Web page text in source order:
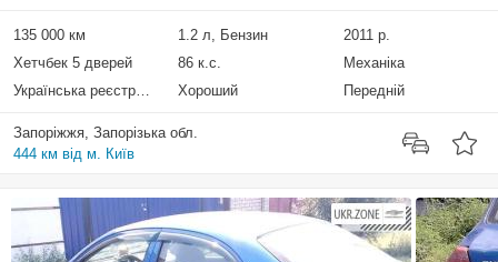
135 000 км 1.2 л, Бензин
2011 р.
Хетчбек 5 дверей
86 к.с.
Механіка
Українська реєстрація
Хороший Передній
Запоріжжя, Запорізька обл.
444 км від м. Київ